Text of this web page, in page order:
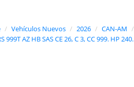
Vehículos Nuevos 2026 CAN-AM
999T AZ HB SAS CE 26, C 3, CC 999. HP 240.